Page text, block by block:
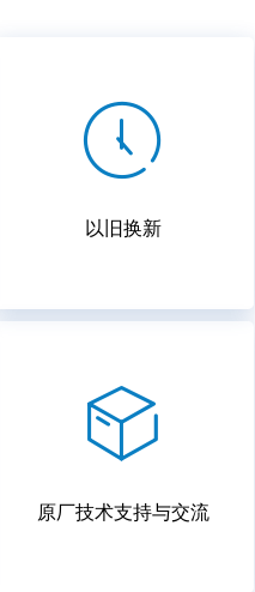
以旧换新
ꂂ
原厂技术支持与交流
ꁦ